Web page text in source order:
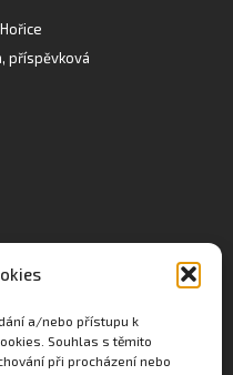
a/nebo přístupu k
Souhlas s těmito
při procházení nebo
příspěvková
Březenecká 4808